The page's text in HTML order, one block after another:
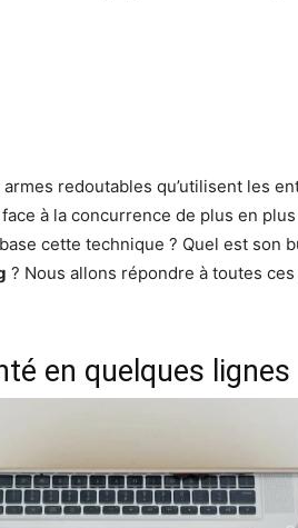
redoutables qu’utilisent les
à la concurrence de plus en plus
cette technique ? Quel est son
? Nous allons répondre à toutes
en quelques lignes